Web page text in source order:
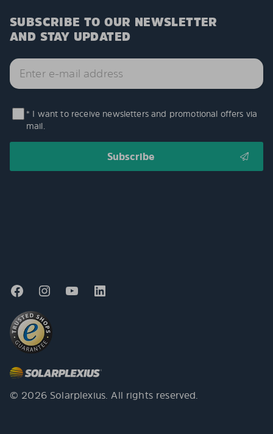
SUBSCRIBE TO OUR NEWSLETTER
AND STAY UPDATED
* I want to receive newsletters and promotional offers via
mail.
© 2026 Solarplexius. All rights reserved.